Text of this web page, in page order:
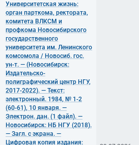
Университетская жизнь:
орган парткома, ректората,
комитета ВЛКСМ и
профкома Новосибирского
государственного
университета им. Ленинского
комсомола / Новосиб. гос.
ун-т. — (Новосибирск:
Издательско-
полиграфический центр НГУ,
2017-2022). — Текст:
электронный. 1984, № 1-2
(60-61), 10 января. —
Электрон. дан. (1 файл). —
Новосибирск: НБ НГУ (2018).
— Загл. с экрана. —
Цифровая копия издания: